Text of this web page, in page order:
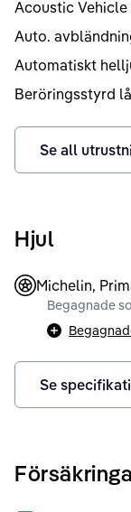
Acoustic
Auto.
Automatiskt
Beröringsstyrd
Se all
Hjul
Michelin,
Begagnade
Se